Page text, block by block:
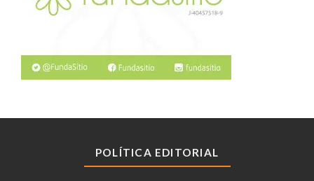
POLÍTICA EDITORIAL